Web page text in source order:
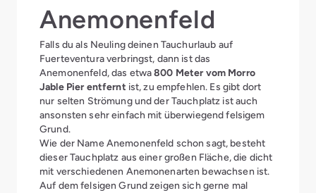
Anemonenfeld
Falls du als Neuling deinen Tauchurlaub auf
Fuerteventura verbringst, dann ist das
Anemonenfeld, das etwa800 Meter vom Morro
Jable Pier entfernt ist, zu empfehlen. Es gibt dort
nur selten Strömung und der Tauchplatz ist auch
ansonsten sehr einfach mit überwiegend felsigem
Grund.
Wie der Name Anemonenfeld schon sagt, besteht
dieser Tauchplatz aus einer großen Fläche, die dicht
mit verschiedenen Anemonenarten bewachsen ist.
Auf dem felsigen Grund zeigen sich gerne mal